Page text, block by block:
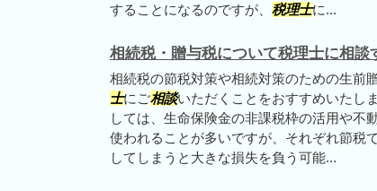
することになるのですが、 税理士に...
相続税・贈与税について税理士に相談
相続税の節税対策や相続対策のための生前
士にご相談いただくことをおすすめいたし
しては、生命保険金の非課税枠の活用や不
使われることが多いですが、それぞれ節税
してしまうと大きな損失を負う可能...